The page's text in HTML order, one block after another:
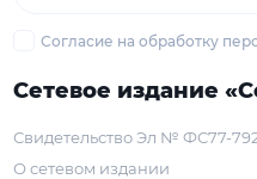
Согласие на обработку
Сетевое издание
Свидетельство Эл № ФС77-
О сетевом издании